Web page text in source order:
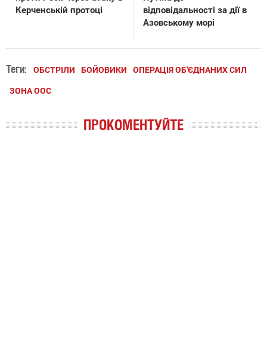
Керченській протоці
відповідальності за дії в
Азовському морі
Теги: ОБСТРІЛИ БОЙОВИКИ ОПЕРАЦІЯ ОБ'ЄДНАНИХ СИЛ
ЗОНА ООС
ПРОКОМЕНТУЙТЕ